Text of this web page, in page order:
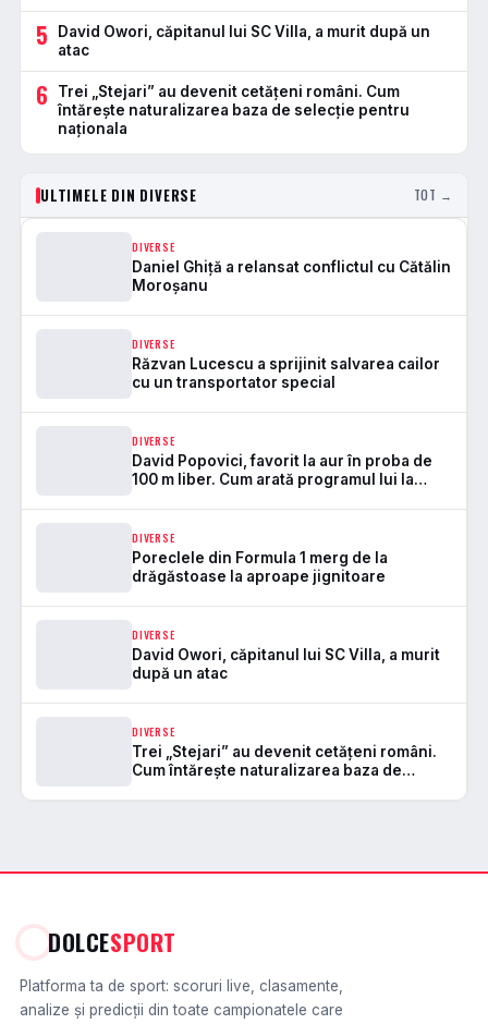
5
David Owori, căpitanul lui SC Villa, a murit după un
atac
6
Trei „Stejari” au devenit cetățeni români. Cum
întărește naturalizarea baza de selecție pentru
naționala
ULTIMELE DIN DIVERSE TOT →
DIVERSE
Daniel Ghiță a relansat conflictul cu Cătălin
Moroșanu
DIVERSE
Răzvan Lucescu a sprijinit salvarea cailor
cu un transportator special
DIVERSE
David Popovici, favorit la aur în proba de
100 m liber. Cum arată programul lui la
DIVERSE
Poreclele din Formula 1 merg de la
drăgăstoase la aproape jignitoare
DIVERSE
David Owori, căpitanul lui SC Villa, a murit
după un atac
DIVERSE
Trei „Stejari” au devenit cetățeni români.
Cum întărește naturalizarea baza de
DOLCESPORT
Platforma ta de sport: scoruri live, clasamente,
analize și predicții din toate campionatele care